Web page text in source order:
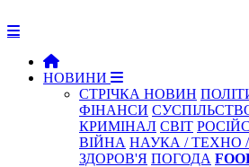
НОВИНИ
СТРІЧКА НОВИН
ФІНАНСИ
КРИМІНАЛ СВІТ
ВІЙНА НАУКА / ТЕХНО
ЗДОРОВ'Я ПОГОДА